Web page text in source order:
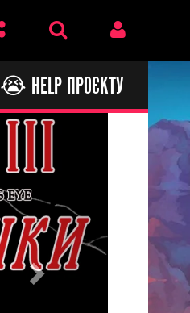
😭 HELP ПРОЄКТУ
Next